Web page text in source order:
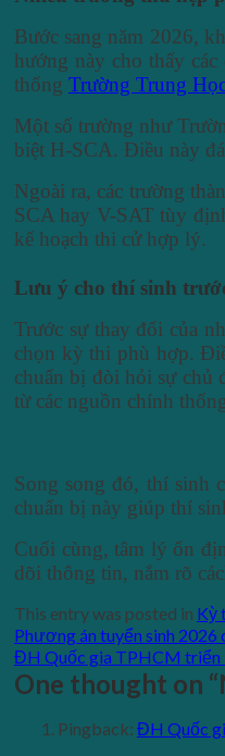
Bước sang năm 2026,
hướng này cho thấy
thống Trường Trung
Một số trường như
biệt H-SCA. Điều này
Ngoài ra, các trường
SCA hay V-SAT tùy
kế hoạch thi cử hợp lý.
Lưu ý cho thí sinh
Trước sự thay đổi của
chọn kỳ thi phù hợp.
chuẩn bị đòi hỏi sự chủ
từ các nguồn chính
Song song đó, thí sinh
chuẩn bị này giúp thí
Cuối cùng, tâm lý ổn
dõi thông tin, nắm rõ
This entry was posted in Kỳ
Phương án tuyển sinh
ĐH Quốc gia TPHCM triển
One thought on “
Pingback: ĐH Quốc